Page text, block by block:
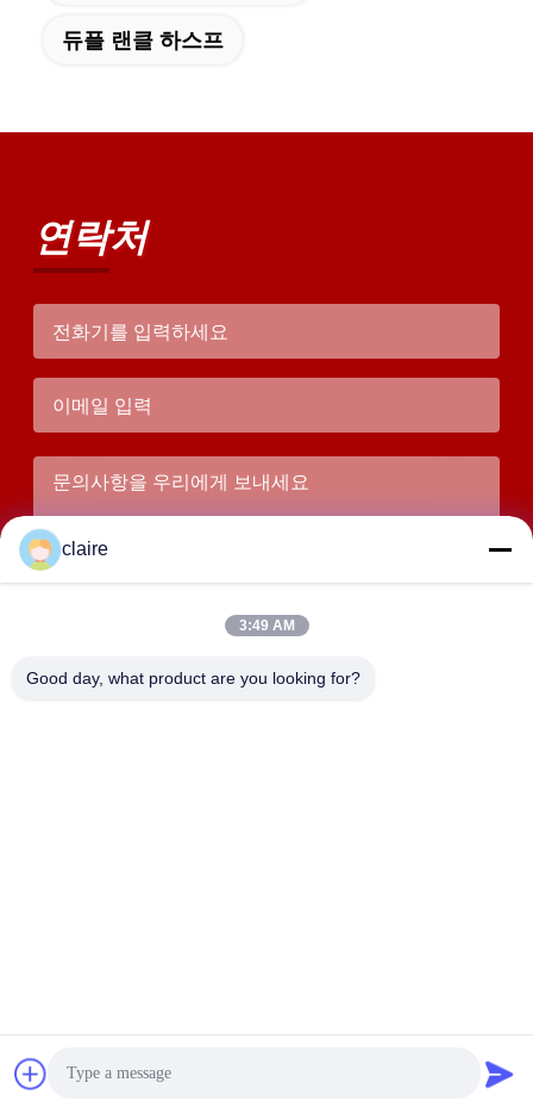
듀플 랜클 하스프
연락처
2018-2026 Luox Lockey Safety Products Co.,Ltd 모든
claire
3:49 AM
Good day, what product are you looking for?